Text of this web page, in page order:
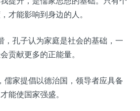
才能影响到身边的人。
，孔子认为家庭是社会的基础，一
贡献更多的正能量。
儒家提倡以德治国，领导者应具备
能使国家强盛。